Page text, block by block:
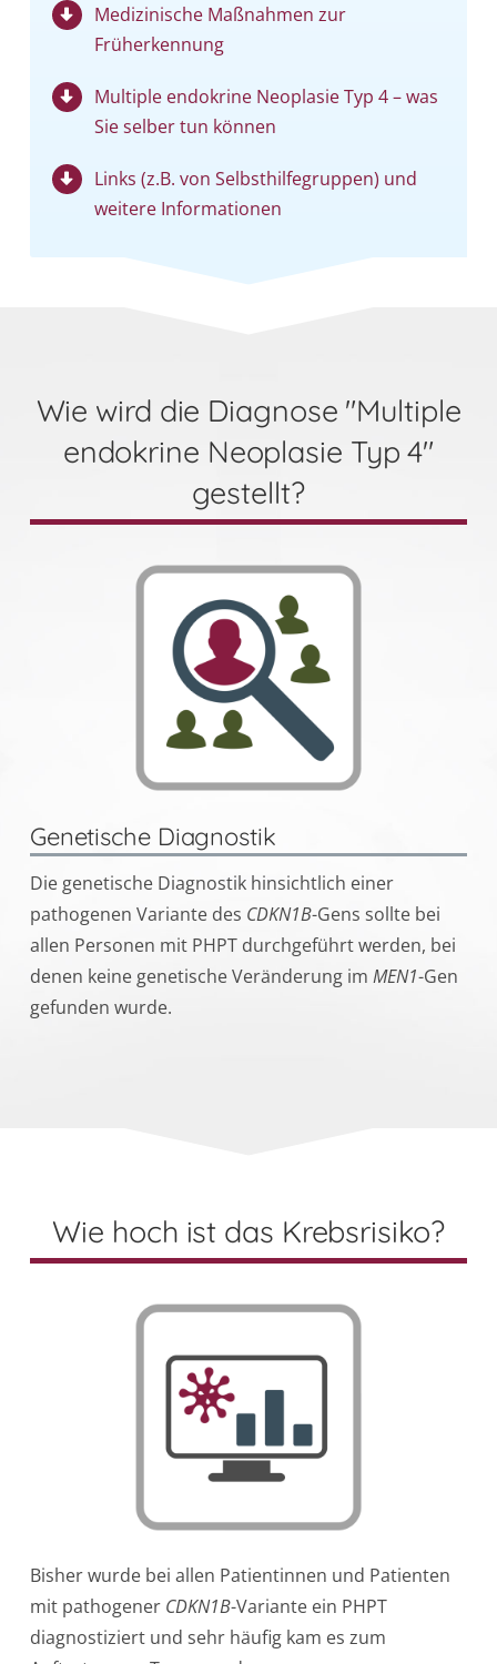
Medizinische Maßnahmen zur
Früherkennung
Multiple endokrine Neoplasie Typ 4 – was
Sie selber tun können
Links (z.B. von Selbst­hilfe­gruppen) und
weitere Informationen
Wie wird die Diagnose "Multiple
endokrine Neoplasie Typ 4"
gestellt?
Genetische Diagnostik
Die genetische Diagnostik hinsichtlich einer
pathogenen Variante des CDKN1B-Gens sollte bei
allen Personen mit PHPT durchgeführt werden, bei
denen keine genetische Veränderung im MEN1-Gen
gefunden wurde.
Wie hoch ist das Krebsrisiko?
Bisher wurde bei allen Patientinnen und Patienten
mit pathogener CDKN1B-Variante ein PHPT
diagnostiziert und sehr häufig kam es zum